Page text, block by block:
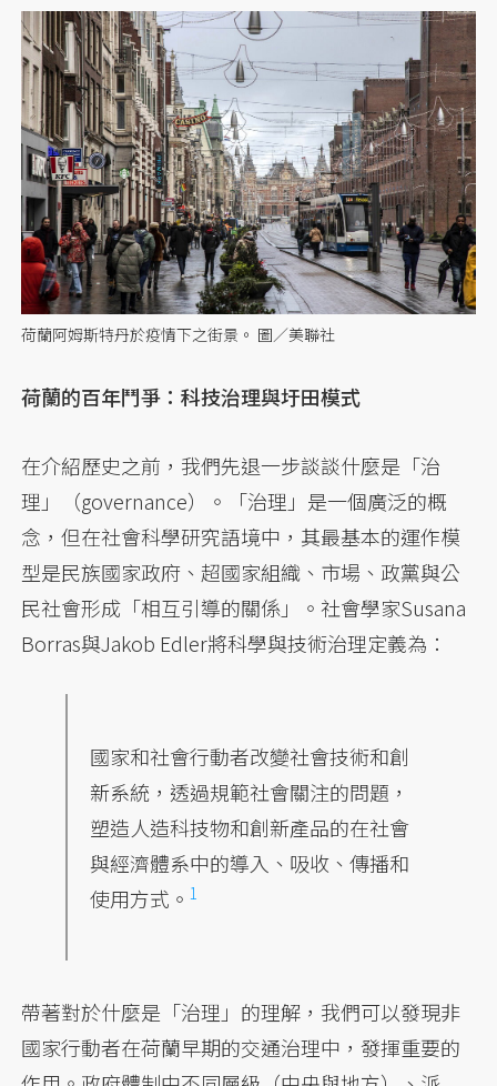
荷蘭阿姆斯特丹於疫情下之街景。 圖／美聯社
荷蘭的百年鬥爭：科技治理與圩田模式
在介紹歷史之前，我們先退一步談談什麼是「治
理」（governance）。「治理」是一個廣泛的概
念，但在社會科學研究語境中，其最基本的運作模
型是民族國家政府、超國家組織、市場、政黨與公
民社會形成「相互引導的關係」。社會學家Susana
Borras與Jakob Edler將科學與技術治理定義為：
國家和社會行動者改變社會技術和創
新系統，透過規範社會關注的問題，
塑造人造科技物和創新產品的在社會
與經濟體系中的導入、吸收、傳播和
使用方式。1
帶著對於什麼是「治理」的理解，我們可以發現非
國家行動者在荷蘭早期的交通治理中，發揮重要的